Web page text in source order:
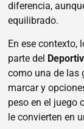
diferencia,
equilibrado.
En ese contexto,
parte del
como una de las
marcar y
peso en el juego
le convierten en